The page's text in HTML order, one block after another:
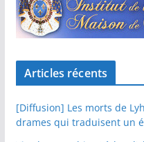
Articles récents
[Diffusion] Les morts de
drames qui traduisent un